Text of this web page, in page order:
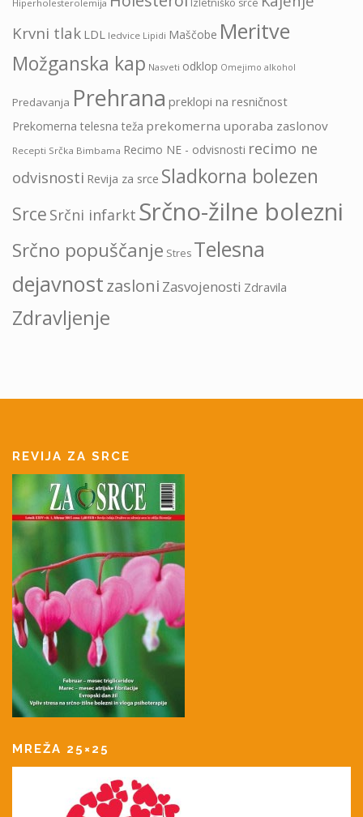
Hiperholesterolemija Izletniško srce
Krvni tlak LDL ledvice Lipidi Maščobe Meritve
Možganska kap Nasveti odklop Omejimo alkohol
Predavanja Prehrana preklopi na resničnost
Prekomerna telesna teža prekomerna uporaba zaslonov
Recepti Srčka Bimbama Recimo NE - odvisnosti recimo ne
odvisnosti Revija za srce Sladkorna bolezen
Srce Srčni infarkt Srčno-žilne bolezni
Srčno popuščanje Stres Telesna
dejavnostzasloni Zasvojenosti Zdravila
Zdravljenje
REVIJA ZA SRCE
MREŽA 25×25